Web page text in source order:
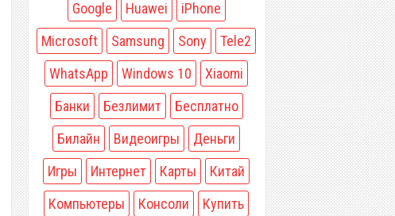
Google
Huawei
iPhone
Microsoft
Samsung Sony
Tele2
WhatsApp
Windows 10
Xiaomi
Банки
Безлимит
Бесплатно
Билайн
Видеоигры
Деньги
Игры
Интернет Карты
Китай
Компьютеры
Консоли
Купить